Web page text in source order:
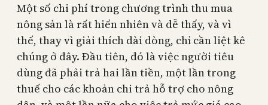
Một số chi phí trong chương trình thu mua
nông sản là rất hiển nhiên và dễ thấy, và vì
thế, thay vì giải thích dài dòng, chỉ cần liệt kê
chúng ở đây. Đầu tiên, đó là việc người tiêu
dùng đã phải trả hai lần tiền, một lần trong
thuế cho các khoản chi trả hỗ trợ cho nông